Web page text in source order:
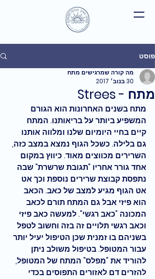
פוסט
מתח - Strees
מה קורה שמרגישים מתח
30 בנוב׳ 2017
מתח בשנים האחרונות הוא הגורם
המשפיע ביותר על בריאותנו. המתח
קיים בחיי היומיום שלנו ומלווה אותנו
גם בלילה. כשכל הגוף נמצא במצב כזה,
השרירים מכווצים מאוד. כיווץ במקום
אחד גורר אחריו "תגובת שרשרת" שבה
נתפסת קבוצת שרירים נוספת וכך אט
אט הגוף מגיע למצב של כאב. הכאב
הוא פיזי אבל גם המתח תורם לכאב
המכונה "כאב רגשי". למעשה כאב פיזי
וכאב רגשי תלויים זה בזה וחשוב לטפל
בשניהם בו זמנית שכן הטיפול יעיל יותר
עבור המטופל. בטיפול משולב ניתן
להוריד את "מפלס" המתח של המטופל,
להזרים דם לאזורים התפוסים בכדי